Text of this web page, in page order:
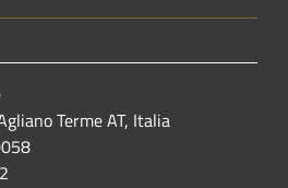
Terme AT, Italia